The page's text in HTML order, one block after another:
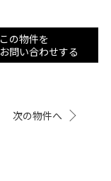
この物件を
お問い合わせする
次の物件へ